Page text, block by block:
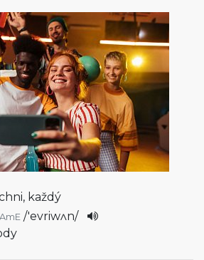
každý
AmE /'evriwʌn/